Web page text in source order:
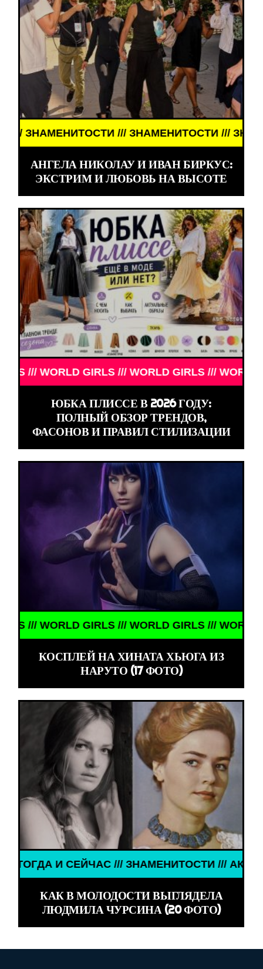
/// ЗНАМЕНИТОСТИ /// ЗНАМЕНИТОСТИ
АНГЕЛА НИКОЛАУ И ИВАН БИРКУС:
ЭКСТРИМ И ЛЮБОВЬ НА ВЫСОТЕ
GIRLS /// WORLD GIRLS /// WORLD GIRLS ///
ЮБКА ПЛИССЕ В 2026 ГОДУ:
ПОЛНЫЙ ОБЗОР ТРЕНДОВ,
ФАСОНОВ И ПРАВИЛ СТИЛИЗАЦИИ
GIRLS /// WORLD GIRLS /// WORLD GIRLS ///
КОСПЛЕЙ НА ХИНАТА ХЬЮГА ИЗ
НАРУТО (17 ФОТО)
/// АКТЁРЫ ТОГДА И СЕЙЧАС
КАК В МОЛОДОСТИ ВЫГЛЯДЕЛА
ЛЮДМИЛА ЧУРСИНА (20 ФОТО)